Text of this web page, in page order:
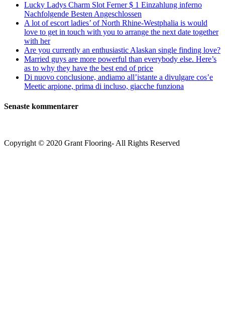
Lucky Ladys Charm Slot Ferner $ 1 Einzahlung inferno
Nachfolgende Besten Angeschlossen
A lot of escort ladies’ of North Rhine-Westphalia is would
love to get in touch with you to arrange the next date together
with her
Are you currently an enthusiastic Alaskan single finding love?
Married guys are more powerful than everybody else. Here’s
as to why they have the best end of price
Di nuovo conclusione, andiamo all’istante a divulgare cos’e
Meetic arpione, prima di incluso, giacche funziona
Senaste kommentarer
Copyright © 2020 Grant Flooring- All Rights Reserved